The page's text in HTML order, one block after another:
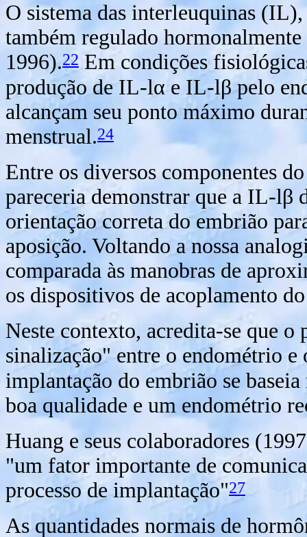
O sistema das interleuquinas
também regulado
1996).22 Em condições
produção de IL-lαe IL-lβpelo
alcançam seu ponto máximo
menstrual.24
Entre os diversos componentes
pareceria demonstrar que a IL-lβ
orientação correta do embrião
aposição. Voltando a nossa
comparada às manobras de
os dispositivos de acoplamento
Neste contexto, acredita-se que
sinalização" entre o endométrio e
implantação do embrião se
boa qualidade e um endométrio
Huang e seus colaboradores
"um fator importante de
processo de implantação"27
As quantidades normais de